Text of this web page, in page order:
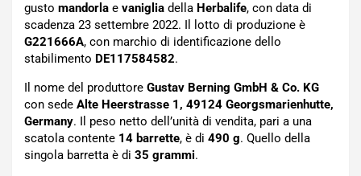
gusto mandorla e vaniglia della Herbalife, con data di
scadenza 23 settembre 2022. Il lotto di produzione è
G221666A, con marchio di identificazione dello
stabilimento DE117584582.
Il nome del produttore Gustav Berning GmbH & Co. KG
con sede Alte Heerstrasse 1, 49124 Georgsmarienhutte,
Germany. Il peso netto dell’unità di vendita, pari a una
scatola contente 14 barrette, è di 490 g. Quello della
singola barretta è di 35 grammi.